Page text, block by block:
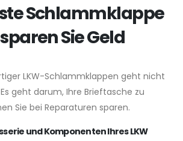
Schlammklappe
Sie Geld
LKW-Schlammklappen geht nicht
geht darum, Ihre Brieftasche zu
Sie bei Reparaturen sparen.
und Komponenten Ihres LKW